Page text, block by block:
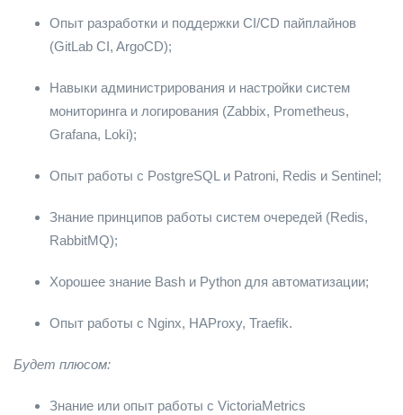
Опыт разработки и поддержки CI/CD пайплайнов
(GitLab CI, ArgoCD);
Навыки администрирования и настройки систем
мониторинга и логирования (Zabbix, Prometheus,
Grafana, Loki);
Опыт работы с PostgreSQL и Patroni, Redis и Sentinel;
Знание принципов работы систем очередей (Redis,
RabbitMQ);
Хорошее знание Bash и Python для автоматизации;
Опыт работы с Nginx, HAProxy, Traefik.
Будет плюсом:
Знание или опыт работы с VictoriaMetrics